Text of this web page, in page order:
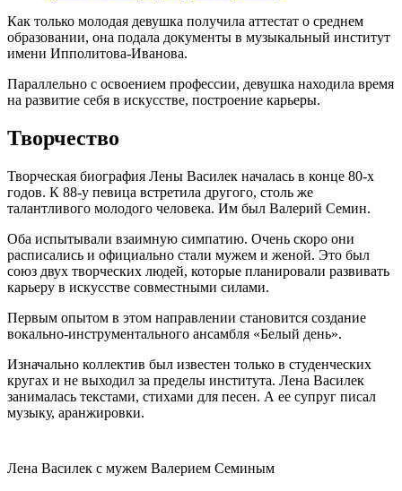
Как только молодая девушка получила аттестат о среднем
образовании, она подала документы в музыкальный институт
имени Ипполитова-Иванова.
Параллельно с освоением профессии, девушка находила время
на развитие себя в искусстве, построение карьеры.
Творчество
Творческая биография Лены Василек началась в конце 80-х
годов. К 88-у певица встретила другого, столь же
талантливого молодого человека. Им был Валерий Семин.
Оба испытывали взаимную симпатию. Очень скоро они
расписались и официально стали мужем и женой. Это был
союз двух творческих людей, которые планировали развивать
карьеру в искусстве совместными силами.
Первым опытом в этом направлении становится создание
вокально-инструментального ансамбля «Белый день».
Изначально коллектив был известен только в студенческих
кругах и не выходил за пределы института. Лена Василек
занималась текстами, стихами для песен. А ее супруг писал
музыку, аранжировки.
Лена Василек с мужем Валерием Семиным